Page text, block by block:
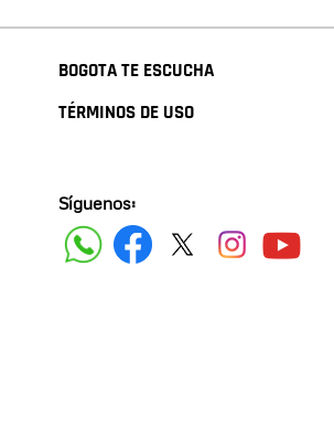
BOGOTA TE ESCUCHA
TÉRMINOS DE USO
Síguenos: